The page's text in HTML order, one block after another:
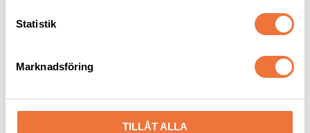
Statistik
Marknadsföring
TILLÅT ALLA
Vem betalar frakten för att returnera en
order?
avsändare som står för frakten. Vid reklamationer är det vi som
betalar returfrakten.
När får jag mina pengar tillbaka efter en
godkänd retur eller reklamation?